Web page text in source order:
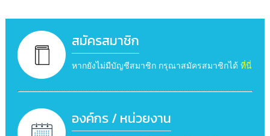
สมัครสมาชิก
หากยังไม่มีบัญชีสมาชิก กรุณาสมัครสมาชิกได้ ที่นี่
องค์กร / หน่วยงาน